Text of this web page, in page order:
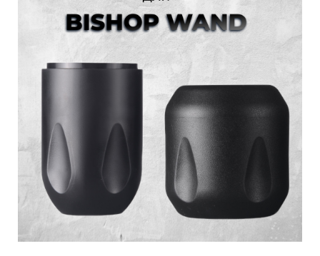
Bishop Wand — серия премиальных машинок (Shader,
Packer, Liner)
Bishop Power Wand — беспроводное решение с